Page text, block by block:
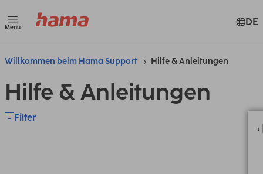
Menü DE
Willkommen beim Hama Support Hilfe & Anleitungen
Hilfe & Anleitungen
Filter